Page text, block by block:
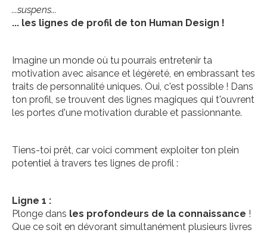
...suspens...
... les lignes de profil de ton Human Design !
Imagine un monde où tu pourrais entretenir ta
motivation avec aisance et légèreté, en embrassant tes
traits de personnalité uniques. Oui, c'est possible ! Dans
ton profil, se trouvent des lignes magiques qui t'ouvrent
les portes d'une motivation durable et passionnante.
Tiens-toi prêt, car voici comment exploiter ton plein
potentiel à travers tes lignes de profil :
Ligne 1 :
Plonge dans les profondeurs de la connaissance !
Que ce soit en dévorant simultanément plusieurs livres